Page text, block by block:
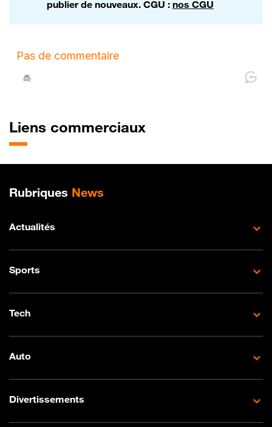
publier de nouveaux. CGU : nos CGU
Liens commerciaux
Plan de site
Rubriques News
Actualités
Sports
Tech
Auto
Divertissements